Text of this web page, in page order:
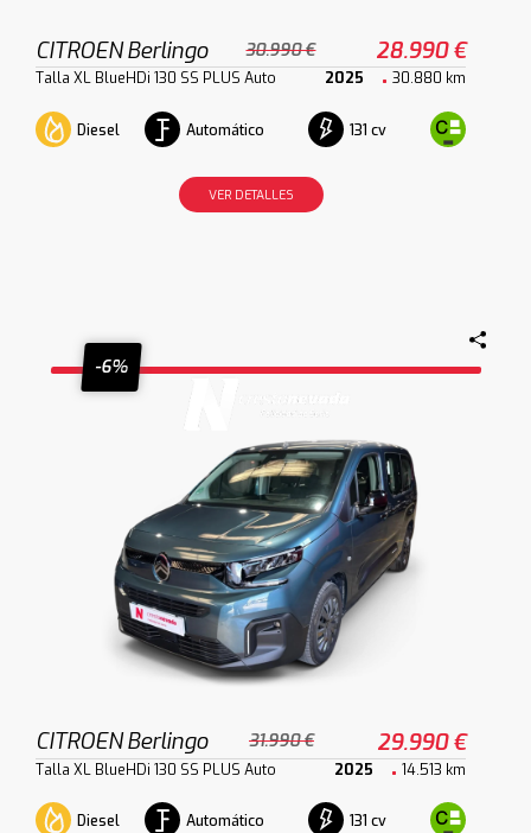
CITROEN Berlingo 30.990 € 28.990 €
Talla XL BlueHDi 130 SS PLUS Auto 2025 30.880 km
Diesel Automático 131 cv
VER DETALLES
-6%
CITROEN Berlingo 31.990 € 29.990 €
Talla XL BlueHDi 130 SS PLUS Auto 2025 14.513 km
Diesel Automático 131 cv